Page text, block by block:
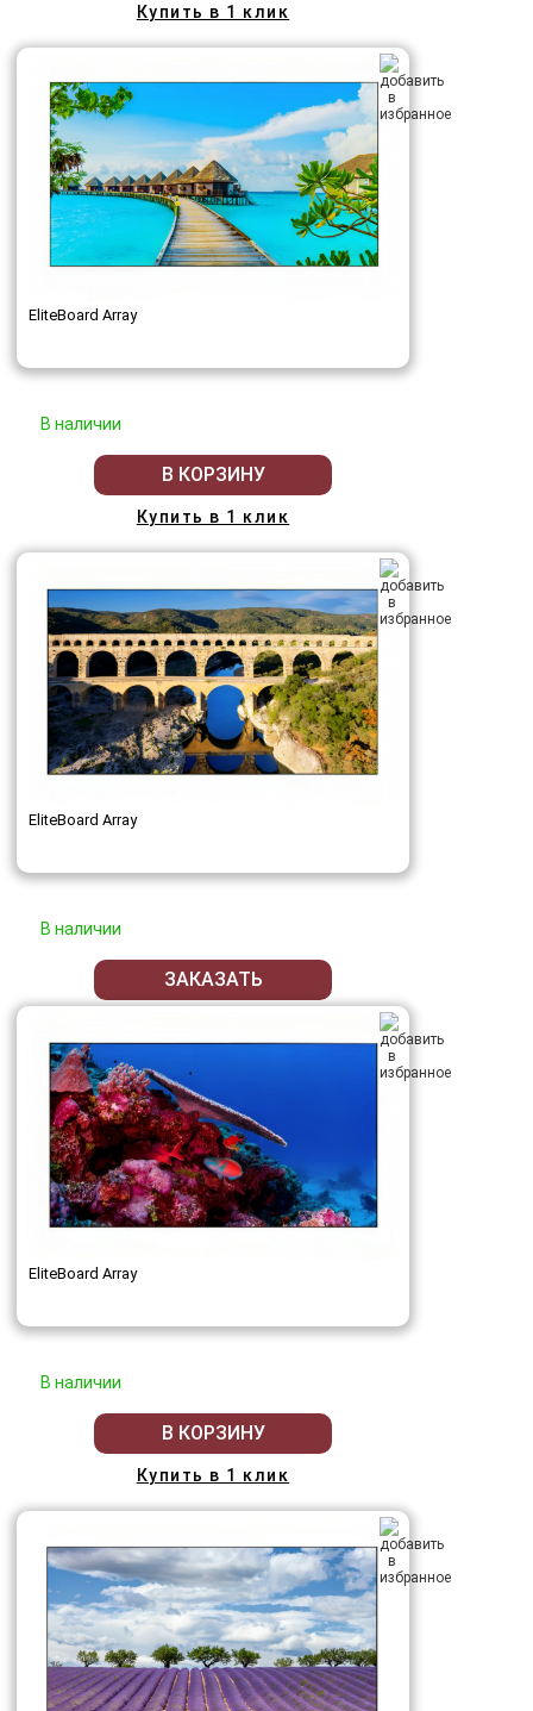
Купить в 1 клик
EliteBoard Array
В наличии
В КОРЗИНУ
Купить в 1 клик
EliteBoard Array
В наличии
ЗАКАЗАТЬ
EliteBoard Array
В наличии
В КОРЗИНУ
Купить в 1 клик